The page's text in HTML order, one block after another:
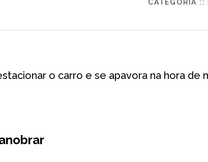
CATEGORIA ::
o carro e se apavora na hora de